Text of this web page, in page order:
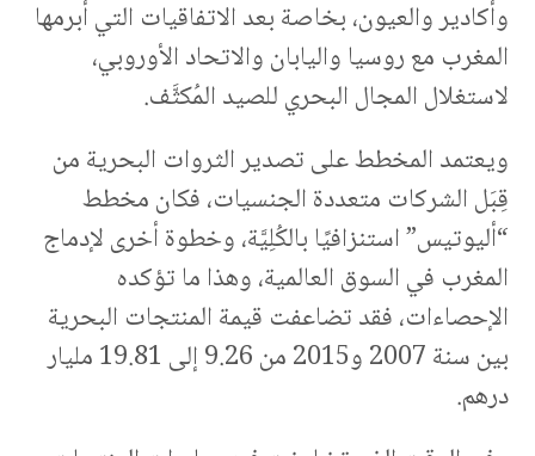
وأكادير والعيون، بخاصة بعد الاتفاقيات التي أبرمها
المغرب مع روسيا واليابان والاتحاد الأوروبي،
لاستغلال المجال البحري للصيد المُكثَّف.
ويعتمد المخطط على تصدير الثروات البحرية من
قِبَل الشركات متعددة الجنسيات، فكان مخطط
“أليوتيس” استنزافيًا بالكُلِيَّة، وخطوة أخرى لإدماج
المغرب في السوق العالمية، وهذا ما تؤكده
الإحصاءات، فقد تضاعفت قيمة المنتجات البحرية
بين سنة 2007 و2015 من 9.26 إلى 19.81 مليار
درهم.